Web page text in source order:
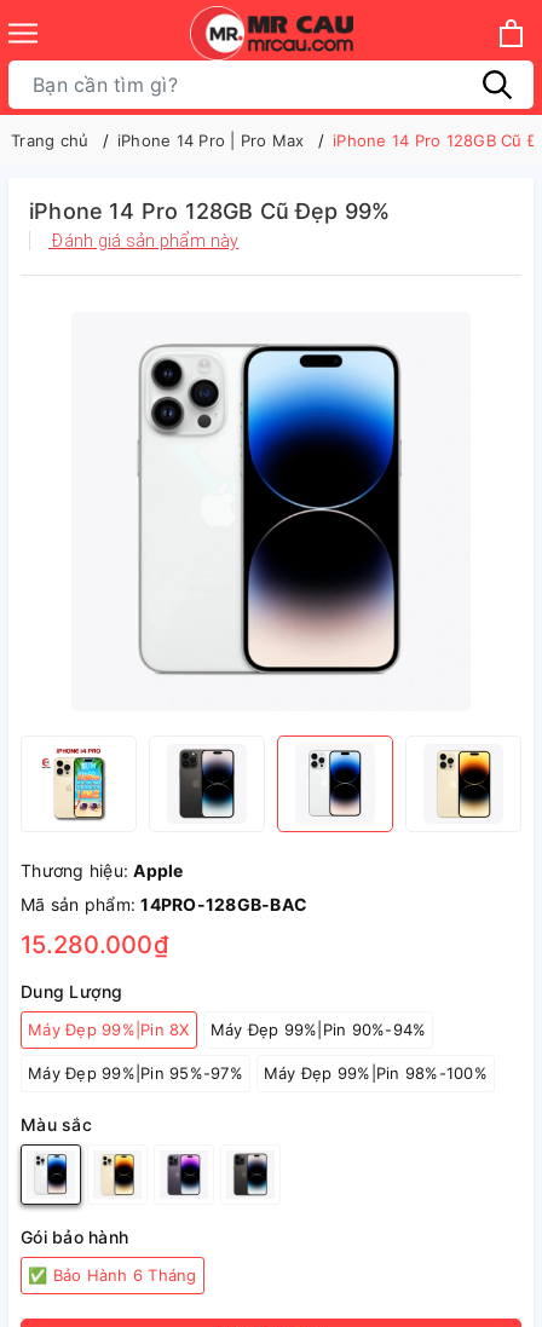
Trang chủ iPhone 14 Pro | Pro Max iPhone 14 Pro 128GB Cũ
iPhone 14 Pro 128GB Cũ Đẹp 99%
Đánh giá sản phẩm này
Thương hiệu:Apple
Mã sản phẩm:14PRO-128GB-BAC
15.280.000₫
Dung Lượng
Máy Đẹp 99%|Pin 8X Máy Đẹp 99%|Pin 90%-94%
Máy Đẹp 99%|Pin 95%-97% Máy Đẹp 99%|Pin 98%-100%
Màu sắc
Gói bảo hành
✅ Bảo Hành 6 Tháng